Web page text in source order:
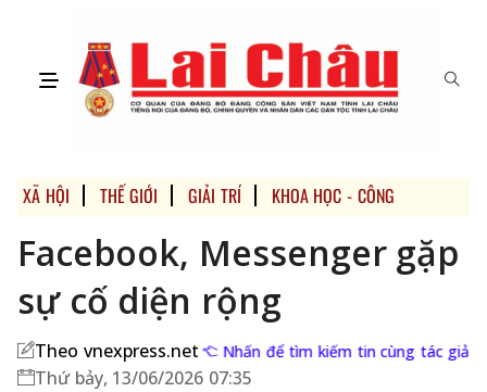
XÃ HỘI THẾ GIỚI GIẢI TRÍ KHOA HỌC - CÔNG NGHỆ
Facebook, Messenger gặp
sự cố diện rộng
Theo vnexpress.net Nhấn để tìm kiếm tin cùng tác giả
Thứ bảy, 13/06/2026 07:35